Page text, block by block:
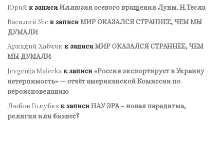
Юрий к записиИллюзия осевого вращения Луны. Н.Тесла
Василий Усс к записиМИР ОКАЗАЛСЯ СТРАННЕЕ, ЧЕМ МЫ
ДУМАЛИ
Аркадий Хабчик к записиМИР ОКАЗАЛСЯ СТРАННЕЕ, ЧЕМ
МЫ ДУМАЛИ
Jevgenija Maļeckaк записи«Россия экспортирует в Украину
нетерпимость» — отчёт американской Комиссии по
вероисповеданию
Любов Голубка к записиНАУ ЭРА – новая парадигма,
религия или бизнес?